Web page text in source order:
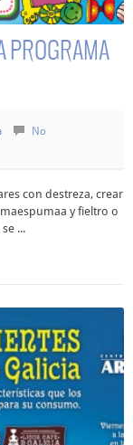
PROGRAMA
No
con destreza, crear
y fieltro o
...